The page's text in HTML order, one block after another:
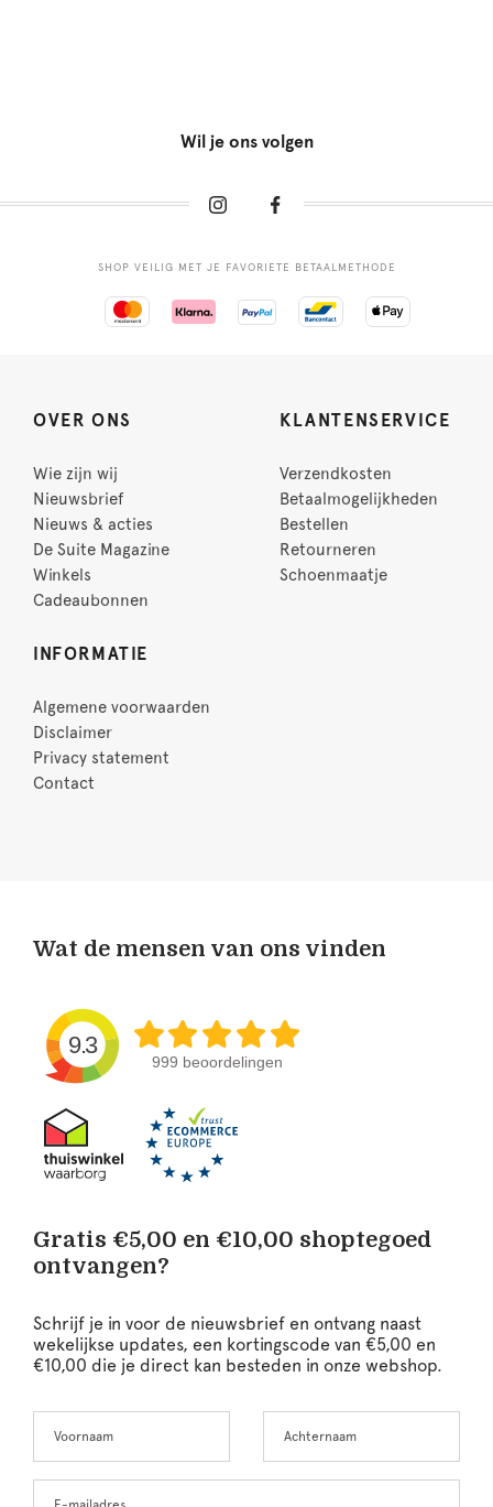
Wil je ons volgen
SHOP VEILIG MET JE FAVORIETE BETAALMETHODE
OVER ONS
Wie zijn wij
Nieuwsbrief
Nieuws & acties
De Suite Magazine
Winkels
Cadeaubonnen
KLANTENSERVICE
Verzendkosten
Betaalmogelijkheden
Bestellen
Retourneren
Schoenmaatje
INFORMATIE
Algemene voorwaarden
Disclaimer
Privacy statement
Contact
Wat de mensen van ons vinden
9.3
999 beoordelingen
Gratis €5,00 en €10,00 shoptegoed
ontvangen?
Schrijf je in voor de nieuwsbrief en ontvang naast
wekelijkse updates, een kortingscode van €5,00 en
€10,00 die je direct kan besteden in onze webshop.
this